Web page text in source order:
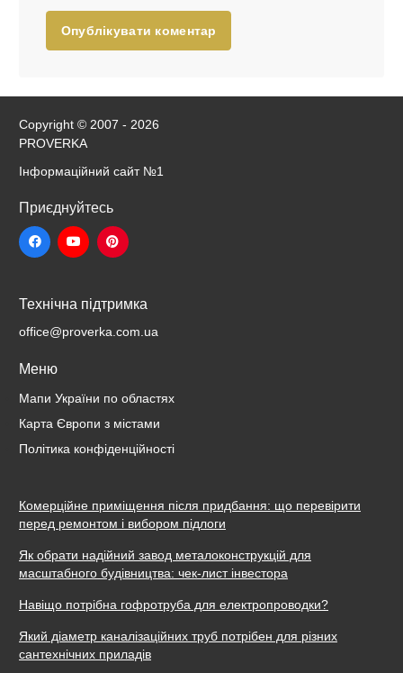
Опублікувати коментар
Copyright © 2007 - 2026
PROVERKA
Інформаційний сайт №1
Приєднуйтесь
Технічна підтримка
office@proverka.com.ua
Меню
Мапи України по областях
Карта Європи з містами
Політика конфіденційності
Комерційне приміщення після придбання: що перевірити
перед ремонтом і вибором підлоги
Як обрати надійний завод металоконструкцій для
масштабного будівництва: чек-лист інвестора
Навіщо потрібна гофротруба для електропроводки?
Який діаметр каналізаційних труб потрібен для різних
сантехнічних приладів